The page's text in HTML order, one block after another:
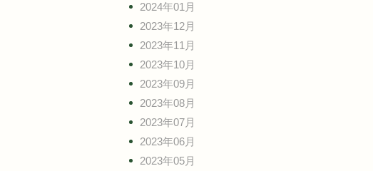
2024年01月
2023年12月
2023年11月
2023年10月
2023年09月
2023年08月
2023年07月
2023年06月
2023年05月